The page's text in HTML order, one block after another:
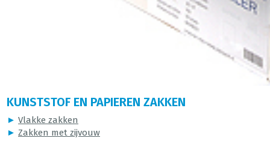
KUNSTSTOF EN PAPIEREN ZAKKEN
► Vlakke zakken
► Zakken met zijvouw